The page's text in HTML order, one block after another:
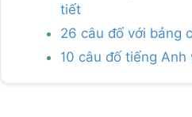
tiết
26 câu đố với bảng
10 câu đố tiếng